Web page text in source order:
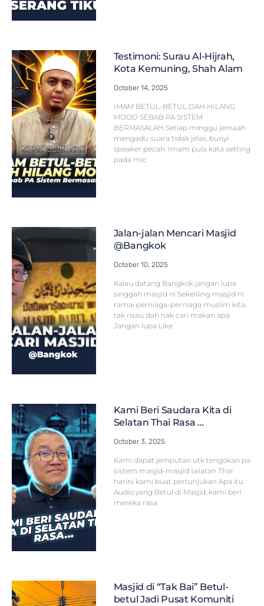
Testimoni: Surau Al-Hijrah,
Kota Kemuning, Shah Alam
October 14, 2025
IMAM BETUL-BETUL DAH HILANG
MOOD SEBAB PA SISTEM
BERMASALAH Setiap minggu jemaah
mengadu suara tidak jelas, bunyi
speaker pecah. Imam pula kata setting
pada mic
Jalan-jalan Mencari Masjid
@Bangkok
October 10, 2025
Kalau datang Bangkok jangan lupa
singgah masjid ni Sekeliling masjid ni
ramai perniaga-perniaga muslim kita,
tak risau dah nak cari makan apa
Jangan lupa Like
Kami Beri Saudara Kita di
Selatan Thai Rasa …
October 3, 2025
Kami dapat jemputan utk tengokan pa
sistem masjid-masjid selatan Thai
harini kami buat pertunjukan Apa itu
Audio yang Betul di Masjid, kami beri
mereka rasa
Masjid di “Tak Bai” Betul-
betul Jadi Pusat Komuniti